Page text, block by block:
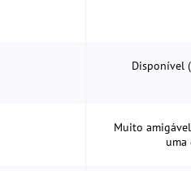
Disponível
Muito
uma